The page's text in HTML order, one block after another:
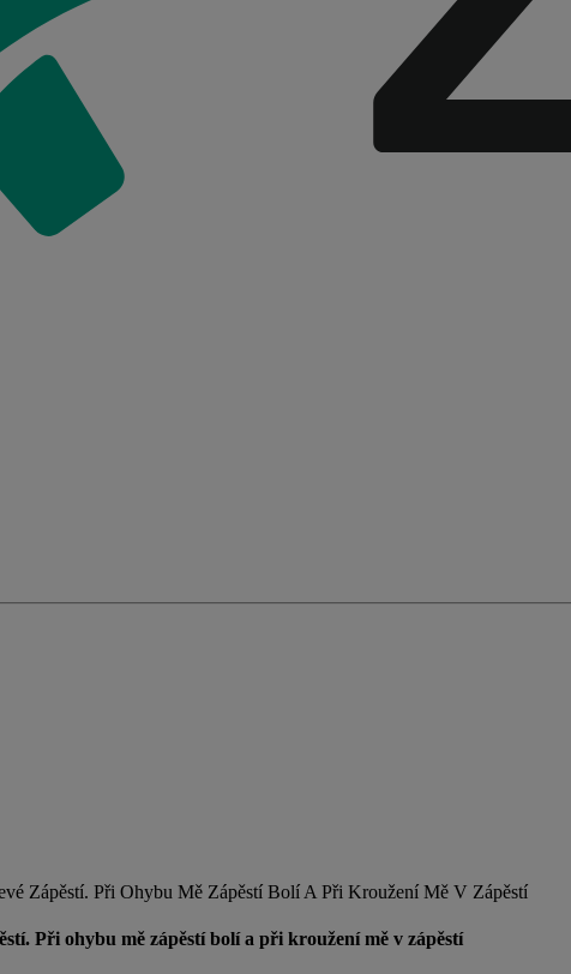
Zápěstí. Při Ohybu Mě Zápěstí Bolí A Při Kroužení Mě V Zápěstí
Při ohybu mě zápěstí bolí a při kroužení mě v zápěstí